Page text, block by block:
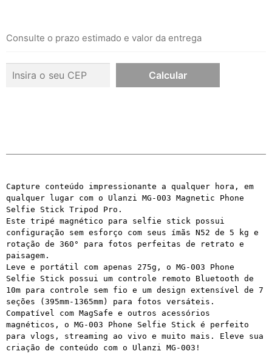
Consulte o prazo estimado e valor da entrega
Capture conteúdo impressionante a qualquer hora, em
qualquer lugar com o Ulanzi MG-003 Magnetic Phone
Selfie Stick Tripod Pro.
Este tripé magnético para selfie stick possui
configuração sem esforço com seus ímãs N52 de 5 kg e
rotação de 360° para fotos perfeitas de retrato e
paisagem.
Leve e portátil com apenas 275g, o MG-003 Phone
Selfie Stick possui um controle remoto Bluetooth de
10m para controle sem fio e um design extensível de 7
seções (395mm-1365mm) para fotos versáteis.
Compatível com MagSafe e outros acessórios
magnéticos, o MG-003 Phone Selfie Stick é perfeito
para vlogs, streaming ao vivo e muito mais. Eleve sua
criação de conteúdo com o Ulanzi MG-003!